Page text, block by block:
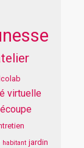
virtuelle
habitant jardin